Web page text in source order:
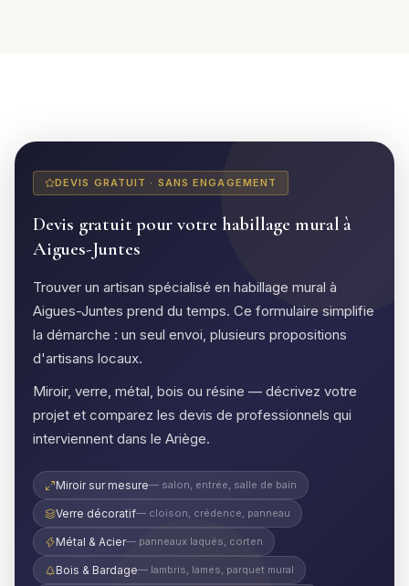
DEVIS GRATUIT · SANS ENGAGEMENT
Devis gratuit pour votre habillage mural à
Aigues-Juntes
Trouver un artisan spécialisé en habillage mural à
Aigues-Juntes prend du temps. Ce formulaire simplifie
la démarche : un seul envoi, plusieurs propositions
d'artisans locaux.
Miroir, verre, métal, bois ou résine — décrivez votre
projet et comparez les devis de professionnels qui
interviennent dans le Ariège.
Miroir sur mesure— salon, entrée, salle de bain
Verre décoratif— cloison, crédence, panneau
Métal & Acier— panneaux laqués, corten
Bois & Bardage— lambris, lames, parquet mural